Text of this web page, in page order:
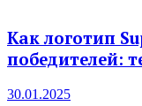
Как логотип
победителей:
30.01.2025